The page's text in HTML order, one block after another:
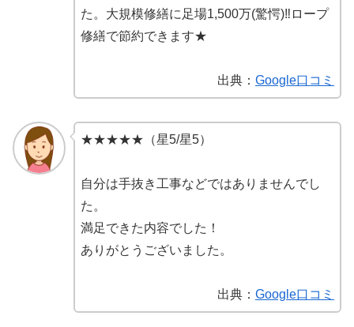
た。大規模修繕に足場1,500万(驚愕)‼️ロープ
修繕で節約できます★
出典： Google口コミ
★★★★★（星5/星5）
自分は手抜き工事などではありませんでし
た。
満足できた内容でした！
ありがとうございました。
出典： Google口コミ